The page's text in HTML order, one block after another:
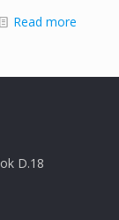
Read more
D.18